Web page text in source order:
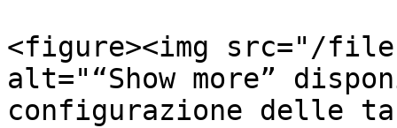
<figure><img src="/
alt="“Show more”
configurazione delle